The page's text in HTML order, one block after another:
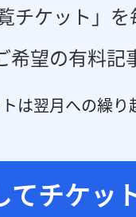
チケット」
希望の有料記
は翌月への繰り
てチケッ